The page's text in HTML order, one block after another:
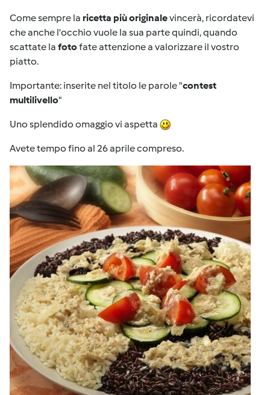
Come sempre la ricetta più originalevincerà, ricordatevi
che anche l'occhio vuole la sua parte quindi, quando
scattate la fotofate attenzione a valorizzare il vostro
piatto.
Importante: inserite nel titolo le parole "contest
multilivello"
Uno splendido omaggio vi aspetta
Avete tempo fino al 26 aprile compreso.